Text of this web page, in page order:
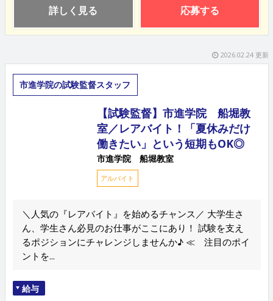
詳しく見る 応募する
2026.02.24 更新
市進学院の試験監督スタッフ
【試験監督】市進学院 船堀教
室／レアバイト！「夏休みだけ
働きたい」という短期もOK◎
市進学院 船堀教室
アルバイト
＼人気の『レアバイト』を始めるチャンス／ 大学生さ
ん、学生さん必見のお仕事がここにあり！ 試験を支え
るポジションにチャレンジしませんか♪ ≪ 注目のポイ
ントを...
給与